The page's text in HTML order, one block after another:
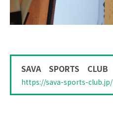
SAVA SPORTS CLUB
https://sava-sports-club.jp/